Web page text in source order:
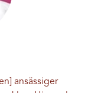
ansässiger